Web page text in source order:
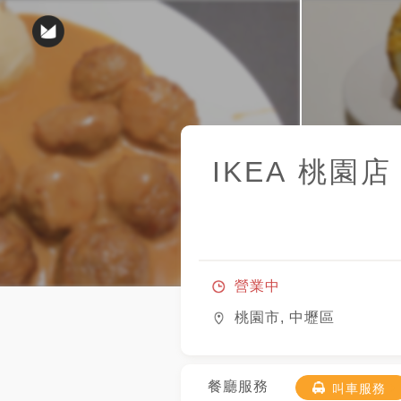
IKEA 桃園店
營業中
桃園市, 中壢區
餐廳服務 叫車服務